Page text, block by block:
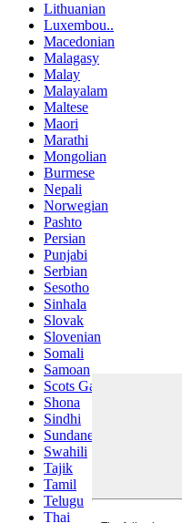
Lithuanian
Luxembou..
Macedonian
Malagasy
Malay
Malayalam
Maltese
Maori
Marathi
Mongolian
Burmese
Nepali
Norwegian
Pashto
Persian
Punjabi
Serbian
Sesotho
Sinhala
Slovak
Slovenian
Somali
Samoan
Scots Gaelic
Shona
Sindhi
Sundanese
Swahili
Tajik
Tamil
Telugu
Thai